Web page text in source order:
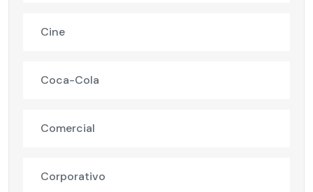
Cine
Coca-Cola
Comercial
Corporativo